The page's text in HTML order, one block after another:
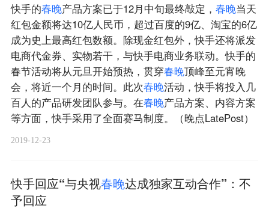
快手的春晚产品方案已于12月中旬最终敲定， 春晚当天
红包金额将达10亿人民币，超过百度的9亿、淘宝的6亿
成为史上最高红包数额。除现金红包外，快手还将派发
电商代金券、实物若干，与快手电商业务联动。快手的
春节活动将从元旦开始预热，贯穿春晚顶峰至元宵晚
会，将近一个月的时间。此次春晚活动，快手将投入几
百人的产品研发团队参与。在春晚产品方案、内容方案
等方面，快手采用了全面赛马制度。（晚点LatePost）
2019-12-23
快手回应“与央视春晚达成独家互动合作”：不
予回应